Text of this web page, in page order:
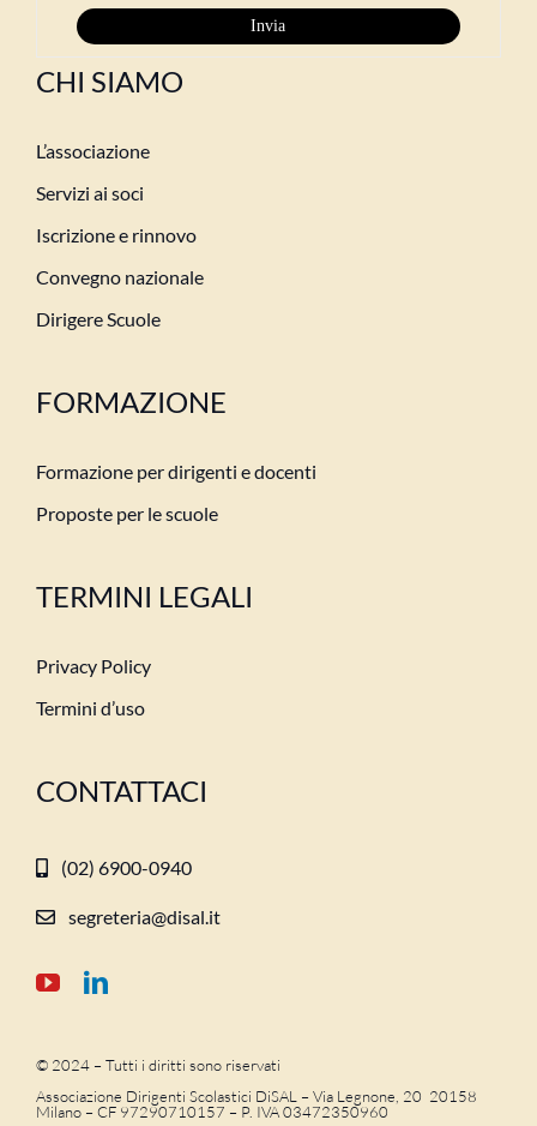
CHI SIAMO
L’associazione
Servizi ai soci
Iscrizione e rinnovo
Convegno nazionale
Dirigere Scuole
FORMAZIONE
Formazione per dirigenti e docenti
Proposte per le scuole
TERMINI LEGALI
Privacy Policy
Termini d’uso
CONTATTACI
(02) 6900-0940
segreteria@disal.it
© 2024 – Tutti i diritti sono riservati
Associazione Dirigenti Scolastici DiSAL – Via Legnone, 20 20158
Milano – CF 97290710157 – P. IVA 03472350960